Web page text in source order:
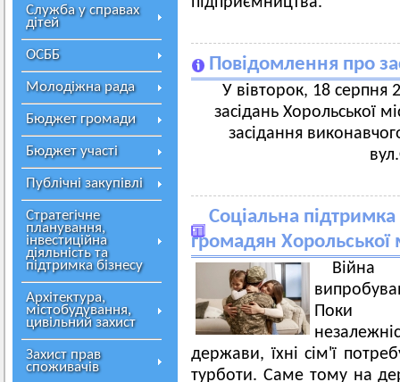
Служба у справах
дітей
ОСББ
Молодіжна рада
Бюджет громади
Бюджет участі
Публічні закупівлі
Стратегічне
планування,
інвестиційна
діяльність та
підтримка бізнесу
Архітектура,
містобудування,
цивільний захист
Захист прав
споживачів
Повідомлення про
У вівторок, 18 серпня
засідань Хорольської
засідання
Соціальна
громадян Хорольської
Поки
держави, їхні сім'ї
турботи. Саме тому на